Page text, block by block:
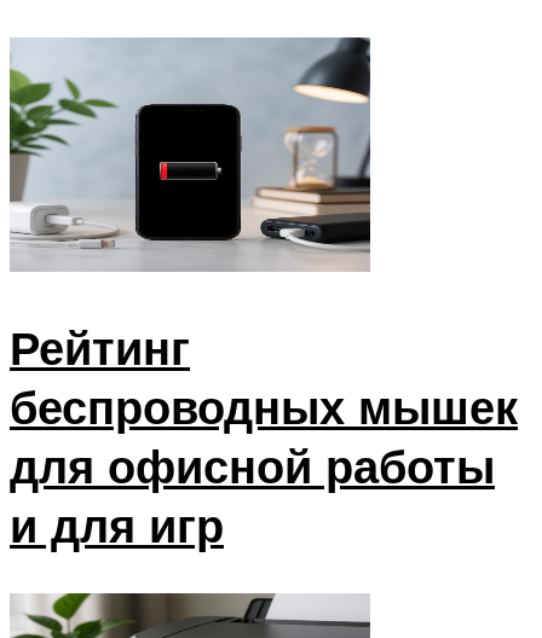
Рейтинг
беспроводных мышек
для офисной работы
и для игр